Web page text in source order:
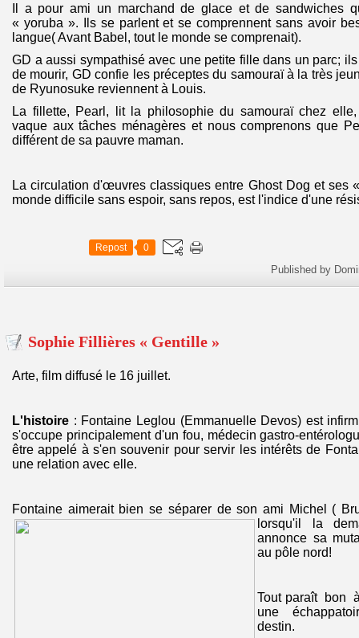
Il a pour ami un marchand de glace et de sandwiches
« yoruba ». Ils se parlent et se comprennent sans avoir
langue( Avant Babel, tout le monde se comprenait).
GD a aussi sympathisé avec une petite fille dans un parc;
de mourir, GD confie les préceptes du samouraï à la très
de Ryunosuke reviennent à Louis.
La fillette, Pearl, lit la philosophie du samouraï chez
vaque aux tâches ménagères et nous comprenons que
différent de sa pauvre maman.
La circulation d'œuvres classiques entre Ghost Dog et ses
monde difficile sans espoir, sans repos, est l'indice d'une
Repost 0
Published by
Sophie Fillières « Gentille »
Arte, film diffusé le 16 juillet.
L'histoire : Fontaine Leglou (Emmanuelle Devos) est
s'occupe principalement d'un fou, médecin gastro-
être appelé à s'en souvenir pour servir les intérêts de
une relation avec elle.
Fontaine aimerait bien se séparer de son ami Michel (
lorsqu'il la
annonce sa
au pôle nord!
Tout paraît bon
une
destin.